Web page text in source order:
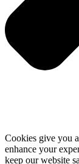
Cookies give you
enhance your
keep our website